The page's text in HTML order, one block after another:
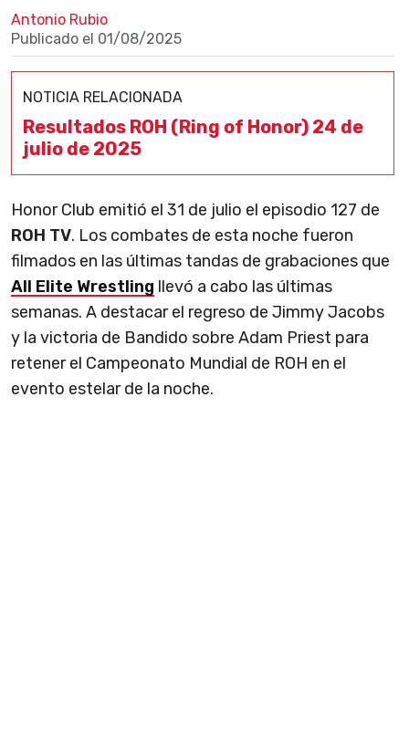
Antonio Rubio
Publicado el 01/08/2025
NOTICIA RELACIONADA
Resultados ROH (Ring of Honor) 24 de
julio de 2025
Honor Club emitió el 31 de julio el episodio 127 de
ROH TV. Los combates de esta noche fueron
filmados en las últimas tandas de grabaciones que
All Elite Wrestling llevó a cabo las últimas
semanas. A destacar el regreso de Jimmy Jacobs
y la victoria de Bandido sobre Adam Priest para
retener el Campeonato Mundial de ROH en el
evento estelar de la noche.